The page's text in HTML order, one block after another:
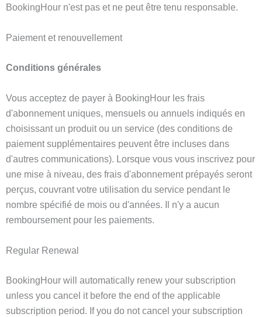
BookingHour n'est pas et ne peut être tenu responsable.
Paiement et renouvellement
Conditions générales
Vous acceptez de payer à BookingHour les frais
d'abonnement uniques, mensuels ou annuels indiqués en
choisissant un produit ou un service (des conditions de
paiement supplémentaires peuvent être incluses dans
d'autres communications). Lorsque vous vous inscrivez pour
une mise à niveau, des frais d'abonnement prépayés seront
perçus, couvrant votre utilisation du service pendant le
nombre spécifié de mois ou d'années. Il n'y a aucun
remboursement pour les paiements.
Regular Renewal
BookingHour will automatically renew your subscription
unless you cancel it before the end of the applicable
subscription period. If you do not cancel your subscription